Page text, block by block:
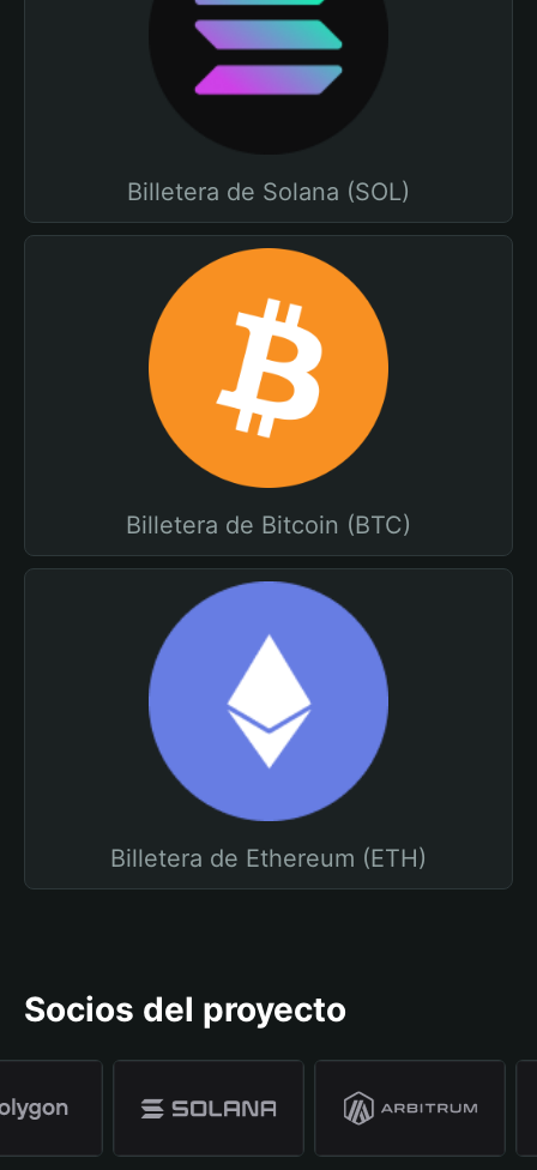
Billetera de Solana (SOL)
Billetera de Bitcoin (BTC)
Billetera de Ethereum (ETH)
Socios del proyecto